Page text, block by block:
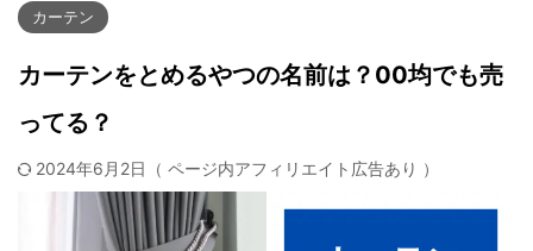
カーテン
カーテンをとめるやつの名前は？00均でも売
ってる？
2024年6月2日